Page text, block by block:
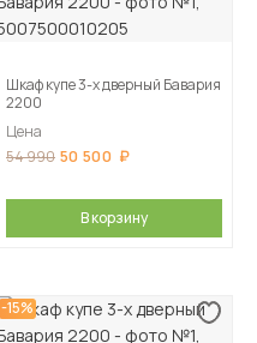
Шкаф купе 3-х дверный Бавария
2200
Цена
54 990 50 500
В корзину
-15%